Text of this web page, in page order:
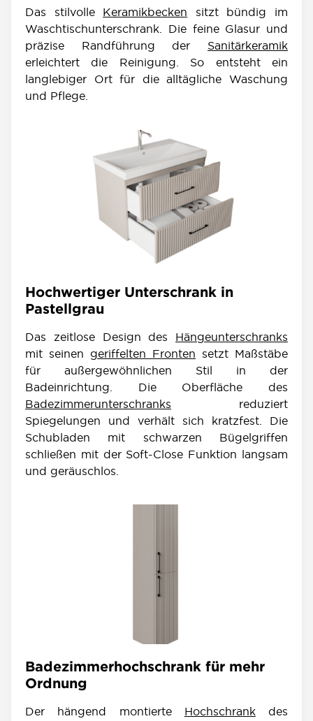
Das stilvolle Keramikbecken sitzt bündig im
Waschtischunterschrank. Die feine Glasur und
präzise Randführung der Sanitärkeramik
erleichtert die Reinigung. So entsteht ein
langlebiger Ort für die alltägliche Waschung
und Pflege.
Hochwertiger Unterschrank in
Pastellgrau
Das zeitlose Design des Hängeunterschranks
mit seinen geriffelten Fronten setzt Maßstäbe
für außergewöhnlichen Stil in der
Badeinrichtung. Die Oberfläche des
Badezimmerunterschranks reduziert
Spiegelungen und verhält sich kratzfest. Die
Schubladen mit schwarzen Bügelgriffen
schließen mit der Soft-Close Funktion langsam
und geräuschlos.
Badezimmerhochschrank für mehr
Ordnung
Der hängend montierte Hochschrankdes